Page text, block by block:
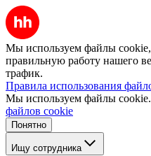
Мы используем файлы cookie,
правильную работу нашего
трафик.
Правила использования
Мы используем файлы cookie.
файлов cookie
Понятно
Ищу сотрудника